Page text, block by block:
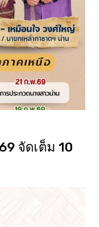
จัดเต็ม 10